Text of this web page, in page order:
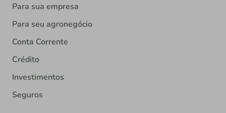
Para sua empresa
Para seu agronegócio
Conta Corrente
Crédito
Investimentos
Seguros